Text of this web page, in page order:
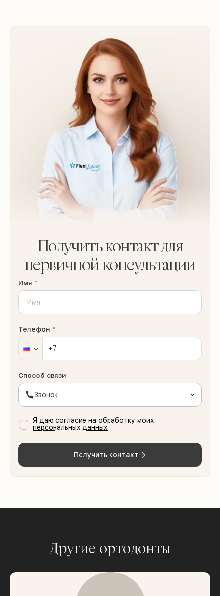
Получить контакт для
первичной консультации
Имя *
Телефон *
Способ связи
Звонок
Я даю согласие на обработку моих
персональных данных
Получить контакт
Другие ортодонты